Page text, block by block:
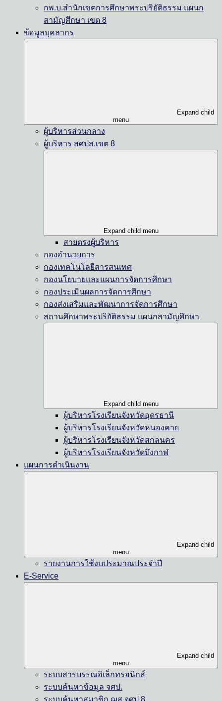
กพ.บ.สำนักเขตการศึกษาพระปริยัติธรรม แผนก
สามัญศึกษา เขต 8
ข้อมูลบุคลากร
Expand child
menu
ผู้บริหารส่วนกลาง
ผู้บริหาร สศปส.เขต 8
Expand child menu
สายตรงผู้บริหาร
กองอำนวยการ
กองเทคโนโลยีสารสนเทศ
กองนโยบายและแผนการจัดการศึกษา
กองประเมินผลการจัดการศึกษา
กองส่งเสริมและพัฒนาการจัดการศึกษา
สถานศึกษาพระปริยัติธรรม แผนกสามัญศึกษา
Expand child menu
ผู้บริหารโรงเรียนจังหวัดอุดรธานี
ผู้บริหารโรงเรียนจังหวัดหนองคาย
ผู้บริหารโรงเรียนจังหวัดสกลนคร
ผู้บริหารโรงเรียนจังหวัดบึงกาฬ
แผนการดำเนินงาน
Expand child
menu
รายงานการใช้งบประมาณประจำปี
E-Service
Expand child
menu
ระบบสารบรรณอิเล็กทรอนิกส์
ระบบค้นหาข้อมูล จศป.
ระบบค้นหาสมาชิก ฌส.จศป.8